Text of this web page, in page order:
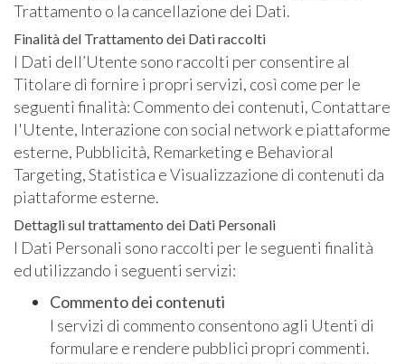
Trattamento o la cancellazione dei Dati.
Finalità del Trattamento dei Dati raccolti
I Dati dell’Utente sono raccolti per consentire al
Titolare di fornire i propri servizi, così come per le
seguenti finalità: Commento dei contenuti, Contattare
l'Utente, Interazione con social network e piattaforme
esterne, Pubblicità, Remarketing e Behavioral
Targeting, Statistica e Visualizzazione di contenuti da
piattaforme esterne.
Dettagli sul trattamento dei Dati Personali
I Dati Personali sono raccolti per le seguenti finalità
ed utilizzando i seguenti servizi:
Commento dei contenuti
I servizi di commento consentono agli Utenti di
formulare e rendere pubblici propri commenti.